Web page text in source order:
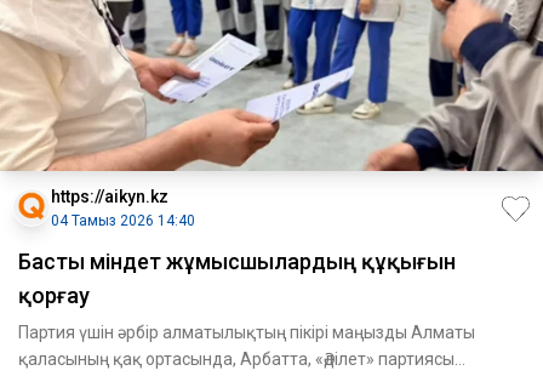
https://aikyn.kz
04 Тамыз 2026 14:40
Басты міндет жұмысшылардың құқығын
қорғау
Партия үшін әрбір алматылықтың пікірі маңызды Алматы
қаласының қақ ортасында, Арбатта, «Әділет» партиясы